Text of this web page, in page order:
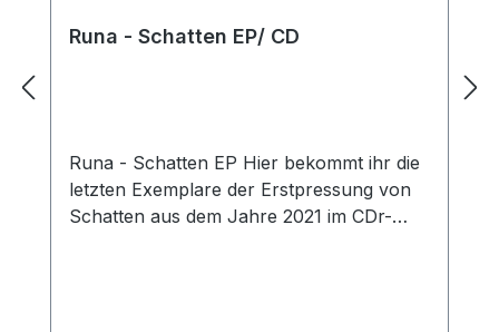
Runa - Schatten EP/ CD
Runa - Schatten EP Hier bekommt ihr die
letzten Exemplare der Erstpressung von
Schatten aus dem Jahre 2021 im CDr-